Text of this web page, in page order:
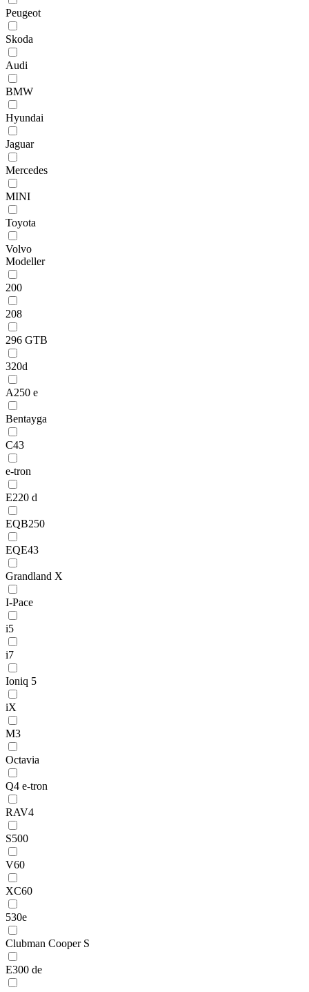
Peugeot
Skoda
Audi
BMW
Hyundai
Jaguar
Mercedes
MINI
Toyota
Volvo
Modeller
200
208
296 GTB
320d
A250 e
Bentayga
C43
e-tron
E220 d
EQB250
EQE43
Grandland X
I-Pace
i5
i7
Ioniq 5
iX
M3
Octavia
Q4 e-tron
RAV4
S500
V60
XC60
530e
Clubman Cooper S
E300 de